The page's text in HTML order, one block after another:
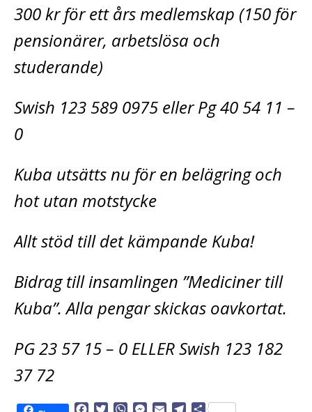
300 kr för ett års medlemskap (150 för
pensionärer, arbetslösa och
studerande)
Swish 123 589 0975 eller Pg 40 54 11 –
0
Kuba utsätts nu för en belägring och
hot utan motstycke
Allt stöd till det kämpande Kuba!
Bidrag till insamlingen ”Mediciner till
Kuba”. Alla pengar skickas oavkortat.
PG 23 57 15 – 0 ELLER Swish 123 182
37 72